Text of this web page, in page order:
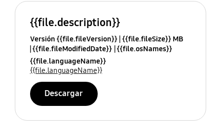
{{file.description}}
Versión {{file.fileVersion}} {{file.fileSize}} MB
{{file.fileModifiedDate}} {{file.osNames}}
{{file.languageName}}
{{file.languageName}}
Descargar